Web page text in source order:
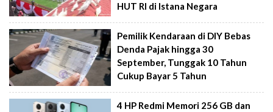
HUT RI di Istana Negara
Pemilik Kendaraan di DIY Bebas
Denda Pajak hingga 30
September, Tunggak 10 Tahun
Cukup Bayar 5 Tahun
4 HP Redmi Memori 256 GB dan